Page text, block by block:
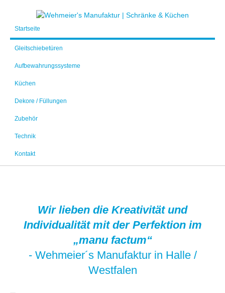
Startseite
Gleitschiebetüren
Aufbewahrungssysteme
Küchen
Dekore / Füllungen
Zubehör
Technik
Kontakt
Wir lieben die Kreativität und
Individualität mit der Perfektion im
„manu factum“
- Wehmeier´s Manufaktur in Halle /
Westfalen